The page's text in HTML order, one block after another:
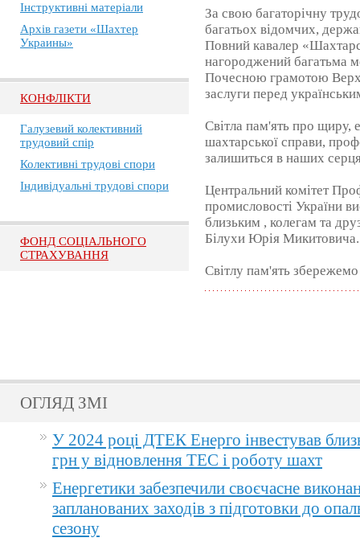
Інструктивні матеріали
Архів газети «Шахтер
Украины»
КОНФЛІКТИ
Галузевий колективний
трудовий спір
Колективні трудові спори
Індивідуальні трудові спори
ФОНД СОЦІАЛЬНОГО
СТРАХУВАННЯ
За свою багаторічну
багатьох відомчих,
Повний кавалер
нагороджений багатьма
Почесною грамотою
заслуги перед
Світла пам'ять про щиру,
шахтарської справи,
залишиться в наших
Центральний комітет
промисловості України
близьким , колегам та
Білухи Юрія Микитовича.
Світлу пам'ять
ОГЛЯД ЗМІ
У 2024 році ДТЕК Енерго інвестував
грн у відновлення ТЕС і роботу шахт
Енергетики забезпечили своєчасне
запланованих заходів з підготовки до
сезону